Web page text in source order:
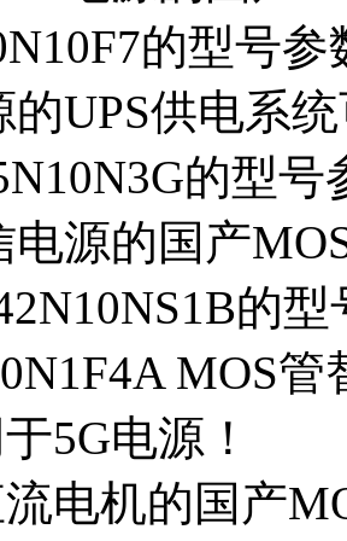
的型号参
的UPS供电系
的型号
电源的国产
的
MOS
5G电源！
电机的国产